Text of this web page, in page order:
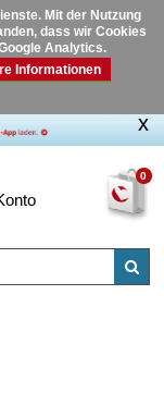
Mit der Nutzung
dass wir Cookies
Analytics.
Informationen
0